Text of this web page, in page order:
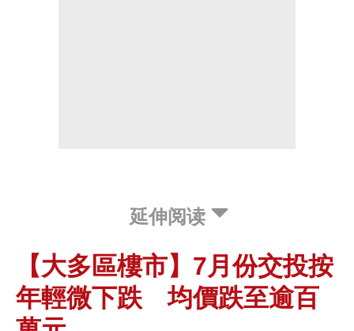
延伸阅读
【大多區樓市】7月份交投按
年輕微下跌 均價跌至逾百